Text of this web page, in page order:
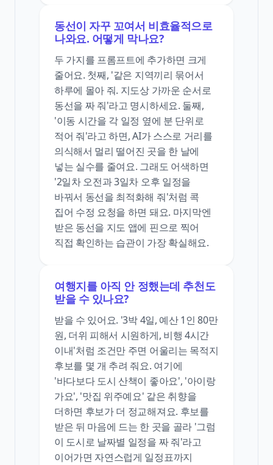
동선이 자꾸 꼬여서 비효율적으로
나와요. 어떻게 막나요?
두 가지를 프롬프트에 추가하면 크게
줄어요. 첫째, '같은 지역끼리 묶어서
하루에 몰아 줘. 지도상 가까운 순서로
동선을 짜 줘'라고 명시하세요. 둘째,
'이동 시간을 각 일정 옆에 분 단위로
적어 줘'라고 하면, AI가 스스로 거리를
의식해서 멀리 떨어진 곳을 한 날에
넣는 실수를 줄여요. 그래도 어색하면
'2일차 오전과 3일차 오후 일정을
바꿔서 동선을 최적화해 줘'처럼 콕
집어 수정 요청을 하면 돼요. 마지막엔
받은 동선을 지도 앱에 핀으로 찍어
직접 확인하는 습관이 가장 확실해요.
여행지를 아직 안 정했는데 추천도
받을 수 있나요?
받을 수 있어요. '3박 4일, 예산 1인 80만
원, 더위 피해서 시원하게, 비행 4시간
이내'처럼 조건만 주면 어울리는 목적지
후보를 몇 개 추려 줘요. 여기에
'바다보다 도시 산책이 좋아요', '아이랑
가요', '맛집 위주예요' 같은 취향을
더하면 후보가 더 정교해져요. 후보를
받은 뒤 마음에 드는 한 곳을 골라 '그럼
이 도시로 날짜별 일정을 짜 줘'라고
이어가면 자연스럽게 일정표까지